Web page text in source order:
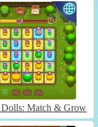
Dolls: Match & Grow